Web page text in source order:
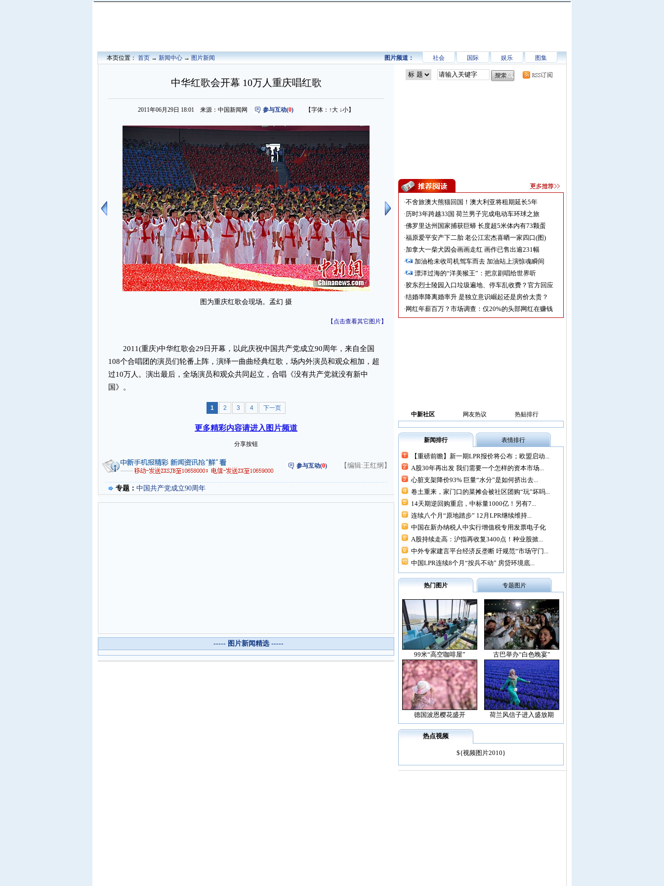
本页位置：首页→新闻中心→图片新闻 图集
娱乐
国际
社会
图片频道：
中华红歌会开幕 10万人重庆唱红歌
2011年06月29日 18:01 来源：中国新闻网 参与互动(0) 【字体： ↑大 ↓小】
图为重庆红歌会现场。孟幻 摄
【点击查看其它图片】
2011(重庆)中华红歌会29日开幕，以此庆祝中国共产党成立90周年，来自全国
108个合唱团的演员们轮番上阵，演绎一曲曲经典红歌，场内外演员和观众相加，超
过10万人。演出最后，全场演员和观众共同起立，合唱《没有共产党就没有新中
国》。
1 2 3 4 下一页
更多精彩内容请进入图片频道
分享按钮
参与互动(0) 【编辑:王红纲】
专题： 中国共产党成立90周年
----- 图片新闻精选 -----
·不舍旅澳大熊猫回国！澳大利亚将租期延长5年
·历时3年跨越33国 荷兰男子完成电动车环球之旅
·佛罗里达州国家捕获巨蟒 长度超5米体内有73颗蛋
·福原爱平安产下二胎 老公江宏杰喜晒一家四口(图)
·加拿大一柴犬因会画画走红 画作已售出逾231幅
·
加油枪未收司机驾车而去 加油站上演惊魂瞬间
·
漂洋过海的“洋美猴王”：把京剧唱给世界听
·胶东烈士陵园入口垃圾遍地、停车乱收费？官方回应
·结婚率降离婚率升 是独立意识崛起还是房价太贵？
· 网红年薪百万？市场调查：仅20%的头部网红在赚钱
中新社区 网友热议 热贴排行
新闻排行 表情排行
【重磅前瞻】新一期LPR报价将公布；欧盟启动...
A股30年再出发 我们需要一个怎样的资本市场...
心脏支架降价93% 巨量“水分”是如何挤出去...
卷土重来，家门口的菜摊会被社区团购“玩”坏吗...
14天期逆回购重启，中标量1000亿！另有7...
连续八个月“原地踏步” 12月LPR继续维持...
中国在新办纳税人中实行增值税专用发票电子化
A股持续走高：沪指再收复3400点！种业股掀...
中外专家建言平台经济反垄断 吁规范“市场守门...
中国LPR连续8个月“按兵不动” 房贷环境底...
热门图片 专题图片
99米“高空咖啡屋” 古巴举办“白色晚宴”
德国波恩樱花盛开 荷兰风信子进入盛放期
热点视频
${视频图片2010}